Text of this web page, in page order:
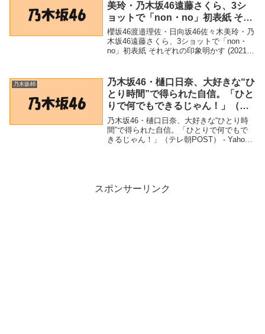
美玲・乃木坂46遠藤さくら、3シ
ョットで「non・no」初表紙 それ
ぞれの印象明かす (2021年12月13
日) – エキサイトニュース
櫻坂46渡邉理佐・日向坂46佐々木美玲・乃
木坂46遠藤さくら、3ショットで「non・
no」初表紙 それぞれの印象明かす (2021年
佐々木美玲・乃木坂4...
乃木坂46
乃木坂46・樋口日奈、大好きな“ひ
とり時間”で得られた自信。「ひと
りで何でもできるじゃん！」（テ
レ朝POST） – Yahoo!ニュース –
Yahoo!ニュース
乃木坂46・樋口日奈、大好きな“ひとり時
間”で得られた自信。「ひとりで何でもで
きるじゃん！」（テレ朝POST） - Yahoo!
スポンサーリンク